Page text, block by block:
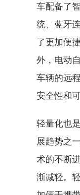
车配备了
统、蓝牙
了更加便
外，电动
车辆的远
安全性和可
轻量化也
展趋势之
术的不断
渐减轻。